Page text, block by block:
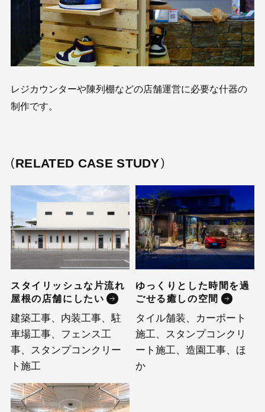
レジカウンターや陳列棚などの店舗運営に必要な什器の
制作です。
RELATED CASE STUDY
スタイリッシュな片流れ
屋根の店舗にしたい
建築工事、内装工事、駐
車場工事、フェンス工
事、スタンプコンクリー
ト施工
ゆっくりとした時間を過
ごせる癒しの空間
タイル舗装、カーポート
施工、スタンプコンクリ
ート施工、造園工事、ほ
か